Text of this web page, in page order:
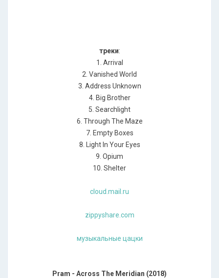
треки:
1. Arrival
2. Vanished World
3. Address Unknown
4. Big Brother
5. Searchlight
6. Through The Maze
7. Empty Boxes
8. Light In Your Eyes
9. Opium
10. Shelter
cloud.mail.ru
zippyshare.com
музыкальные цацки
Pram - Across The Meridian (2018)